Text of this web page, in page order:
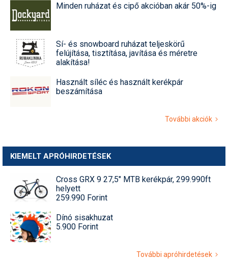
Minden ruházat és cipő akcióban akár 50%-ig
Sí- és snowboard ruházat teljeskörű
felújítása, tisztítása, javítása és méretre
alakítása!
Használt síléc és használt kerékpár
beszámítása
További akciók
KIEMELT APRÓHIRDETÉSEK
Cross GRX 9 27,5" MTB kerékpár, 299.990ft
helyett
259.990 Forint
Dínó sisakhuzat
5.900 Forint
További apróhirdetések